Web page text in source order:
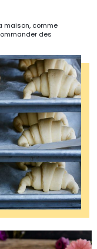
maison, comme
des